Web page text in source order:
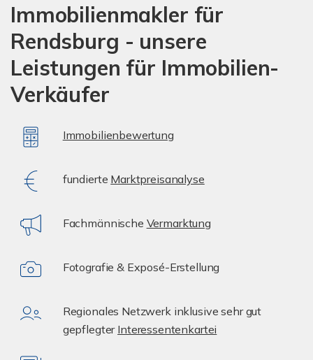
Immobilienmakler für
Rendsburg - unsere
Leistungen für Immobilien-
Verkäufer
Immobilienbewertung
fundierte Marktpreisanalyse
Fachmännische Vermarktung
Fotografie & Exposé-Erstellung
Regionales Netzwerk inklusive sehr gut
gepflegter Interessentenkartei